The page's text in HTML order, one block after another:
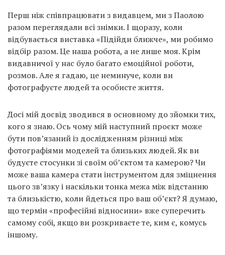
Перш ніж співпрацювати з видавцем, ми з Паолою
разом переглядали всі знімки. І щоразу, коли
відбувається виставка «Підійди ближче», ми робимо
відбір разом. Це наша робота, а не лише моя. Крім
видавничої у нас було багато емоційної роботи,
розмов. Але я гадаю, це неминуче, коли ви
фотографуєте людей та особисте життя.
Досі мій досвід зводився в основному до зйомки тих,
кого я знаю. Ось чому мій наступний проєкт може
бути пов’язаний із дослідженням різниці між
фотографіями моделей та близьких людей. Як ви
будуєте стосунки зі своїм об’єктом та камерою? Чи
може ваша камера стати інструментом для зміцнення
цього зв’язку і наскільки тонка межа між відстанню
та близькістю, коли йдеться про ваш об’єкт? Я думаю,
що термін «професійні відносини» вже суперечить
самому собі, якщо ви розкриваєте те, ким є, комусь
іншому.